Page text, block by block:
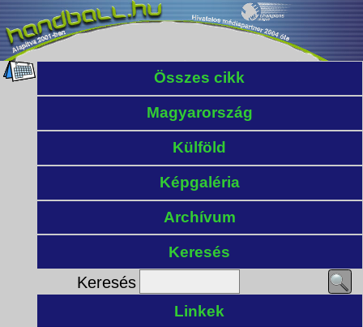
Összes cikk
Magyarország
Külföld
Képgaléria
Archívum
Keresés
Keresés
Linkek